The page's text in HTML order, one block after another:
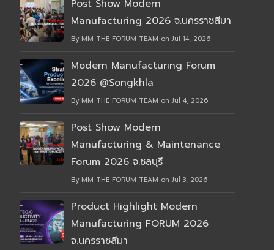
Post Show Modern
Manufacturing 2026 จ.นครราชสีมา
By MM THE FORUM TEAM on Jul 14, 2026
Modern Manufacturing Forum
2026 @Songkhla
By MM THE FORUM TEAM on Jul 4, 2026
Post Show Modern
Manufacturing & Maintenance
Forum 2026 จ.ชลบุรี
By MM THE FORUM TEAM on Jul 3, 2026
Product Highlight Modern
Manufacturing FORUM 2026
จ.นครราชสีมา